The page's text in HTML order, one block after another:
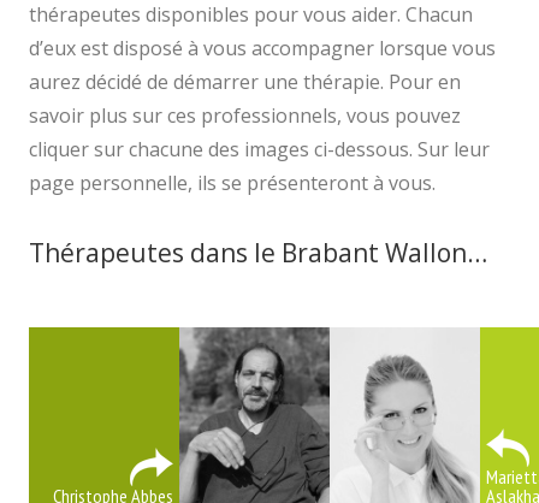
thérapeutes disponibles pour vous aider. Chacun
d’eux est disposé à vous accompagner lorsque vous
aurez décidé de démarrer une thérapie. Pour en
savoir plus sur ces professionnels, vous pouvez
cliquer sur chacune des images ci-dessous. Sur leur
page personnelle, ils se présenteront à vous.
Thérapeutes dans le Brabant Wallon…
Christophe Abbes